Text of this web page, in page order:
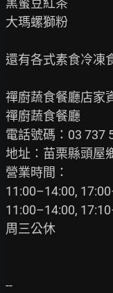
黑蜜豆紅茶
大瑪螺獅粉
還有各式素食冷凍
禪廚蔬食餐廳店家
禪廚蔬食餐廳
電話號碼：03 737
地址：苗栗縣頭屋
營業時間：
11:00–14:00,
11:00–14:00,
周三公休
--